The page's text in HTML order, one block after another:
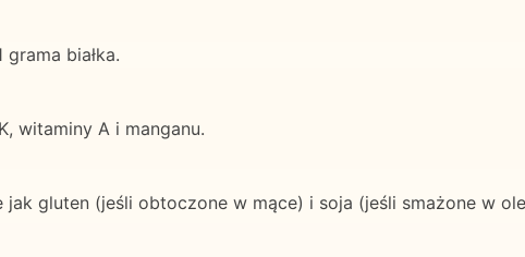
białka.
witaminy A i manganu.
gluten (jeśli obtoczone w mące) i soja (jeśli smażone w